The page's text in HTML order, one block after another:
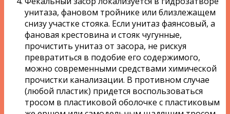
унитаза, фановом тройнике или близлежащем
снизу участке стояка. Если унитаз фаянсовый, а
фановая крестовина и стояк чугунные,
прочистить унитаз от засора, не рискуя
превратиться в подобие его содержимого,
можно современными средствами химической
прочистки канализации. В противном случае
(любой пластик) придется воспользоваться
тросом в пластиковой оболочке с пластиковым